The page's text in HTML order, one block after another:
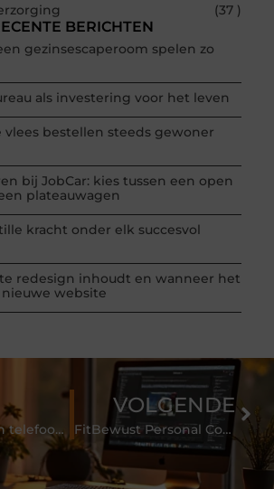
(37 )
BERICHTEN
gezinsescaperoom spelen zo
als investering voor het leven
vlees bestellen steeds gewoner
bij JobCar: kies tussen een open
plateauwagen
kracht onder elk succesvol
redesign inhoudt en wanneer het
website
Waarom is een telefoonhoesje wel of niet belangrijk?
VOLGENDE
FitBewust Personal Coaching